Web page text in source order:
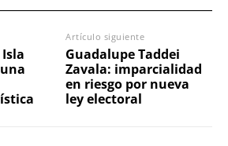
Artículo siguiente
Guadalupe Taddei
Zavala: imparcialidad
en riesgo por nueva
ley electoral